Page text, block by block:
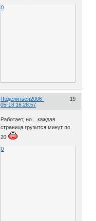
0
Поделиться 19
2006-
05-18 16:28:57
Работает, но... каждая
страница грузится минут по
20
0